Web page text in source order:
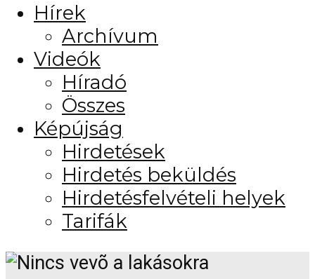
Hírek
Archívum
Videók
Híradó
Összes
Képújság
Hirdetések
Hirdetés beküldés
Hirdetésfelvételi helyek
Tarifák